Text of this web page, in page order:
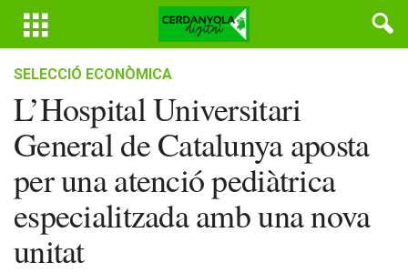
SELECCIÓ ECONÒMICA
L’Hospital Universitari
General de Catalunya aposta
per una atenció pediàtrica
especialitzada amb una nova
unitat